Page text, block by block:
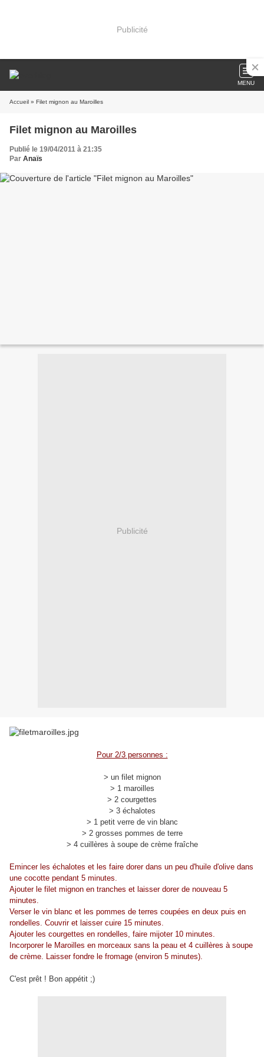
Publicité
MENU
Accueil » Filet mignon au Maroilles
Filet mignon au Maroilles
Publié le 19/04/2011 à 21:35
Par Anaïs
Publicité
Pour 2/3 personnes :
> un filet mignon
> 1 maroilles
> 2 courgettes
> 3 échalotes
> 1 petit verre de vin blanc
> 2 grosses pommes de terre
> 4 cuillères à soupe de crème fraîche
Emincer les échalotes et les faire dorer dans un peu d'huile d'olive dans
une cocotte pendant 5 minutes.
Ajouter le filet mignon en tranches et laisser dorer de nouveau 5
minutes.
Verser le vin blanc et les pommes de terres coupées en deux puis en
rondelles. Couvrir et laisser cuire 15 minutes.
Ajouter les courgettes en rondelles, faire mijoter 10 minutes.
Incorporer le Maroilles en morceaux sans la peau et 4 cuillères à soupe
de crème. Laisser fondre le fromage (environ 5 minutes).
C'est prêt ! Bon appétit ;)